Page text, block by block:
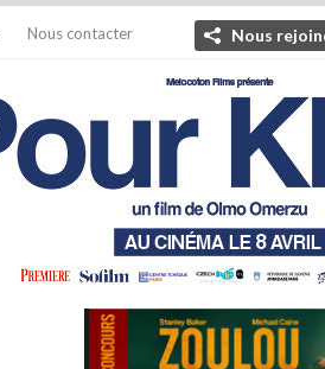
Nous contacter Nous